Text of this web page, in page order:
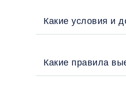
Какие условия и
Какие правила